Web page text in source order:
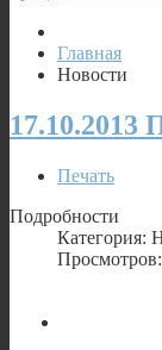
Главная
Новости
17.10.2013
Печать
Подробности
Категория: